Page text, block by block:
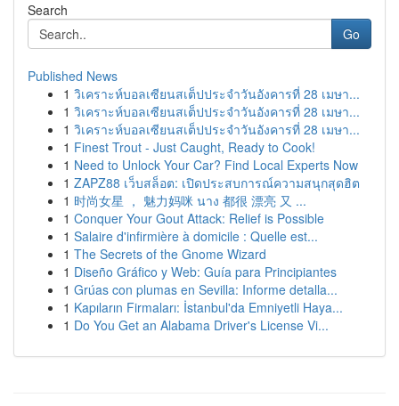
Search
Go
Published News
1 วิเคราะห์บอลเซียนสเต็ปประจำวันอังคารที่ 28 เมษา...
1 วิเคราะห์บอลเซียนสเต็ปประจำวันอังคารที่ 28 เมษา...
1 วิเคราะห์บอลเซียนสเต็ปประจำวันอังคารที่ 28 เมษา...
1 Finest Trout - Just Caught, Ready to Cook!
1 Need to Unlock Your Car? Find Local Experts Now
1 ZAPZ88 เว็บสล็อต: เปิดประสบการณ์ความสนุกสุดฮิต
1 时尚女星 ， 魅力妈咪 นาง 都很 漂亮 又 ...
1 Conquer Your Gout Attack: Relief is Possible
1 Salaire d'infirmière à domicile : Quelle est...
1 The Secrets of the Gnome Wizard
1 Diseño Gráfico y Web: Guía para Principiantes
1 Grúas con plumas en Sevilla: Informe detalla...
1 Kapıların Firmaları: İstanbul'da Emniyetli Haya...
1 Do You Get an Alabama Driver's License Vi...